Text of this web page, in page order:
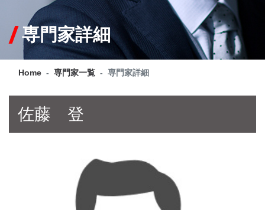
SERVICE
COMPANY
Q&A
専門家詳細
Home 専門家一覧 専門家詳細
佐藤 登